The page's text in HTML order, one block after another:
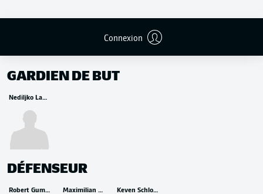
Connexion
REMPLAÇANTS
GARDIEN DE BUT
Nediljko Labrović
DÉFENSEUR
Robert Gumny Maximilian Bauer Keven Schlotterbeck